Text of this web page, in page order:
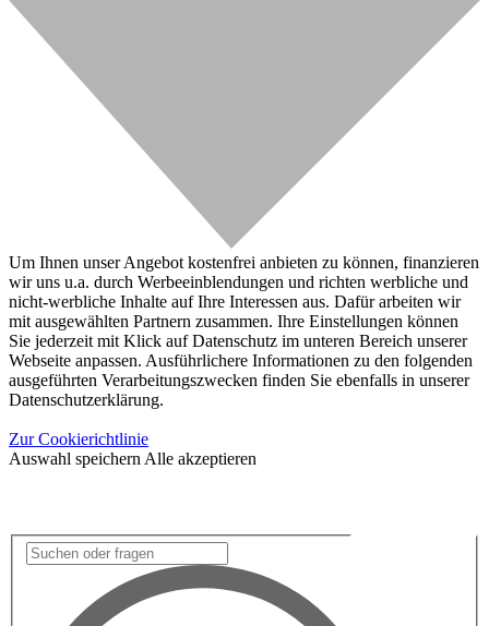
Um Ihnen unser Angebot kostenfrei anbieten zu können, finanzieren
wir uns u.a. durch Werbeeinblendungen und richten werbliche und
nicht-werbliche Inhalte auf Ihre Interessen aus. Dafür arbeiten wir
mit ausgewählten Partnern zusammen. Ihre Einstellungen können
Sie jederzeit mit Klick auf Datenschutz im unteren Bereich unserer
Webseite anpassen. Ausführlichere Informationen zu den folgenden
ausgeführten Verarbeitungszwecken finden Sie ebenfalls in unserer
Datenschutzerklärung.
Zur Cookierichtlinie
Auswahl speichern Alle akzeptieren